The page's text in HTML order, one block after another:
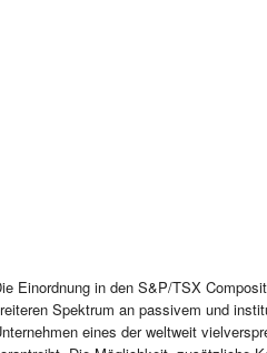
Einordnung in den S&P/TSX
Spektrum an passivem und
eines der weltweit